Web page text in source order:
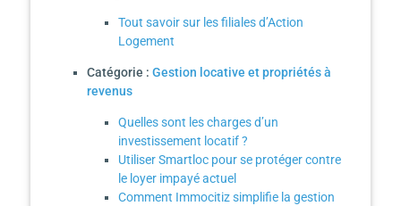
Tout savoir sur les filiales d’Action
Logement
Catégorie : Gestion locative et propriétés à
revenus
Quelles sont les charges d’un
investissement locatif ?
Utiliser Smartloc pour se protéger contre
le loyer impayé actuel
Comment Immocitiz simplifie la gestion